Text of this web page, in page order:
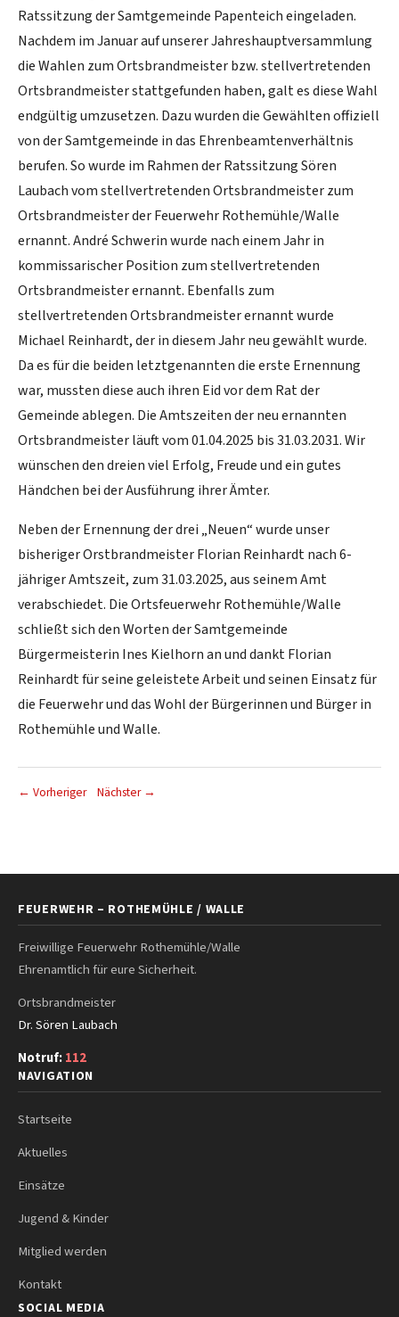
Ratssitzung der Samtgemeinde Papenteich eingeladen.
Nachdem im Januar auf unserer Jahreshauptversammlung
die Wahlen zum Ortsbrandmeister bzw. stellvertretenden
Ortsbrandmeister stattgefunden haben, galt es diese Wahl
endgültig umzusetzen. Dazu wurden die Gewählten offiziell
von der Samtgemeinde in das Ehrenbeamtenverhältnis
berufen. So wurde im Rahmen der Ratssitzung Sören
Laubach vom stellvertretenden Ortsbrandmeister zum
Ortsbrandmeister der Feuerwehr Rothemühle/Walle
ernannt. André Schwerin wurde nach einem Jahr in
kommissarischer Position zum stellvertretenden
Ortsbrandmeister ernannt. Ebenfalls zum
stellvertretenden Ortsbrandmeister ernannt wurde
Michael Reinhardt, der in diesem Jahr neu gewählt wurde.
Da es für die beiden letztgenannten die erste Ernennung
war, mussten diese auch ihren Eid vor dem Rat der
Gemeinde ablegen. Die Amtszeiten der neu ernannten
Ortsbrandmeister läuft vom 01.04.2025 bis 31.03.2031. Wir
wünschen den dreien viel Erfolg, Freude und ein gutes
Händchen bei der Ausführung ihrer Ämter.
Neben der Ernennung der drei „Neuen“ wurde unser
bisheriger Orstbrandmeister Florian Reinhardt nach 6-
jähriger Amtszeit, zum 31.03.2025, aus seinem Amt
verabschiedet. Die Ortsfeuerwehr Rothemühle/Walle
schließt sich den Worten der Samtgemeinde
Bürgermeisterin Ines Kielhorn an und dankt Florian
Reinhardt für seine geleistete Arbeit und seinen Einsatz für
die Feuerwehr und das Wohl der Bürgerinnen und Bürger in
Rothemühle und Walle.
← Vorheriger Nächster →
FEUERWEHR – ROTHEMÜHLE / WALLE
Freiwillige Feuerwehr Rothemühle/Walle
Ehrenamtlich für eure Sicherheit.
Ortsbrandmeister
Dr. Sören Laubach
Notruf:112
NAVIGATION
Startseite
Aktuelles
Einsätze
Jugend & Kinder
Mitglied werden
Kontakt
SOCIAL MEDIA